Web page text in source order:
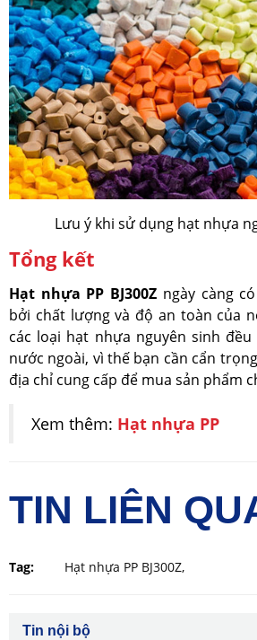
Lưu ý khi sử dụng hạt nhựa
Tổng kết
Hạt nhựa PP BJ300Z ngày càng
bởi chất lượng và độ an toàn của
các loại hạt nhựa nguyên sinh
nước ngoài, vì thế bạn cần cẩn
địa chỉ cung cấp để mua sản phẩm
Xem thêm: Hạt nhựa PP
TIN LIÊN
Tag: Hạt nhựa PP BJ300Z,
Tin nội bộ